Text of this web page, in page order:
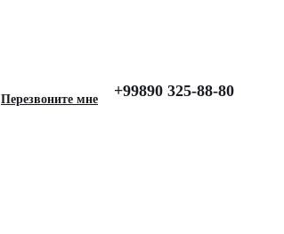
+99890 325-88-80
Перезвоните мне